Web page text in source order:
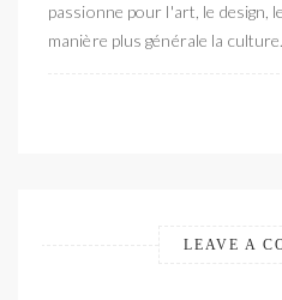
passionne pour l'art, le design,
manière plus générale la culture.
LEAVE A